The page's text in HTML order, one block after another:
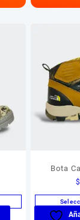
Bota
$